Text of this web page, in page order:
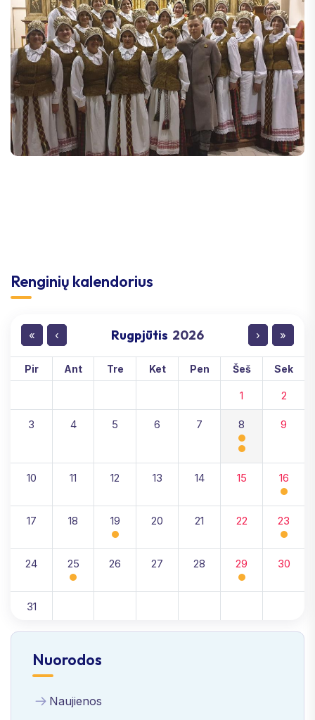
Renginių kalendorius
« ‹ Rugpjūtis 2026 › »
Pir Ant Tre Ket Pen Šeš Sek
1 2
3 4 5 6 7 8 9
10 11 12 13 14 15 16
17 18 19 20 21 22 23
24 25 26 27 28 29 30
31
Nuorodos
Naujienos